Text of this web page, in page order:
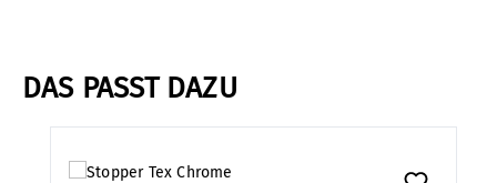
DAS PASST DAZU